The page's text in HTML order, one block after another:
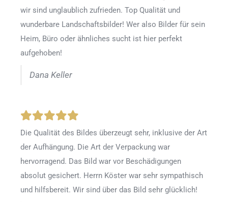
wir sind unglaublich zufrieden. Top Qualität und
wunderbare Landschaftsbilder! Wer also Bilder für sein
Heim, Büro oder ähnliches sucht ist hier perfekt
aufgehoben!
Dana Keller
Die Qualität des Bildes überzeugt sehr, inklusive der Art
der Aufhängung. Die Art der Verpackung war
hervorragend. Das Bild war vor Beschädigungen
absolut gesichert. Herrn Köster war sehr sympathisch
und hilfsbereit. Wir sind über das Bild sehr glücklich!